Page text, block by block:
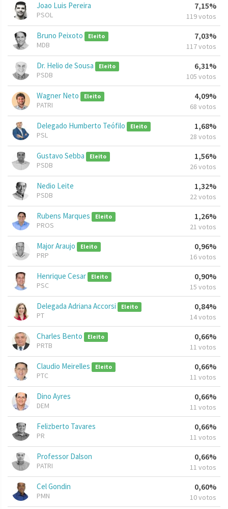
Joao Luis Pereira
PSOL
7,15%
119 votos
Bruno Peixoto Eleito
MDB
7,03%
117 votos
Dr. Helio de Sousa Eleito
PSDB
6,31%
105 votos
Wagner Neto Eleito
PATRI
4,09%
68 votos
Delegado Humberto Teófilo Eleito
PSL
1,68%
28 votos
Gustavo Sebba Eleito
PSDB
1,56%
26 votos
Nedio Leite
PSDB
1,32%
22 votos
Rubens Marques Eleito
PROS
1,26%
21 votos
Major Araujo Eleito
PRP
0,96%
16 votos
Henrique Cesar Eleito
PSC
0,90%
15 votos
Delegada Adriana Accorsi Eleito
PT
0,84%
14 votos
Charles Bento Eleito
PRTB
0,66%
11 votos
Claudio Meirelles Eleito
PTC
0,66%
11 votos
Dino Ayres
DEM
0,66%
11 votos
Felizberto Tavares
PR
0,66%
11 votos
Professor Dalson
PATRI
0,66%
11 votos
Cel Gondin
PMN
0,60%
10 votos